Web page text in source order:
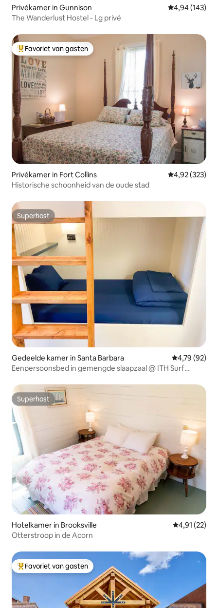
Privékamer in Gunnison Gemiddelde
4,94 (143)
The Wanderlust Hostel - Lg privé
Topfavoriet van gasten
Favoriet van gasten
Privékamer in Fort Collins Gemiddelde
4,92 (323)
Historische schoonheid van de oude stad
Superhost
Superhost
Gedeelde kamer in Santa Barbara Gemiddelde
4,79 (92)
Eenpersoonsbed in gemengde slaapzaal @ ITH Surf
Superhost
Superhost
Hotelkamer in Brooksville Gemiddelde
4,91 (22)
Otterstroop in de Acorn
Topfavoriet van gasten
Favoriet van gasten